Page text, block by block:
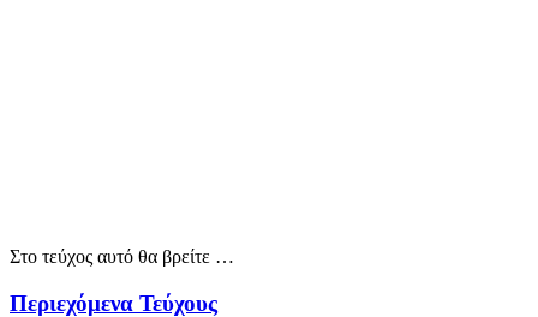
Στο τεύχος αυτό θα βρείτε …
Περιεχόμενα Τεύχους